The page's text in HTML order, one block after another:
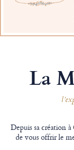
La
Depuis sa création
de vous offrir le